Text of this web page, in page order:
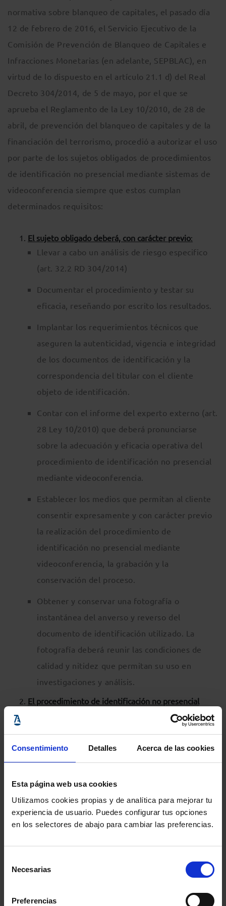
Consentimiento Detalles Acerca de las cookies
Esta página web usa cookies
Utilizamos cookies propias y de analítica para mejorar tu
experiencia de usuario. Puedes configurar tus opciones
en los selectores de abajo para cambiar las preferencias.
Necesarias
Preferencias
normativa sobre blanqueo de capitales, el pasado día
12 de febrero de 2016, el Servicio Ejecutivo de la
Comisión de Prevención de Blanqueo de Capitales e
Infracciones Monetarias (en adelante, SEPBLAC), en
virtud de lo dispuesto en el artículo 21.1 d) del Real
Decreto 304/2014, de 5 de mayo, por el que se
aprueba el Reglamento de la Ley 10/2010, de 28 de
abril, de prevención del blanqueo de capitales y de la
financiación del terrorismo, procedió a autorizar el uso
por parte de los sujetos obligados de procedimientos
de identificación no presencial mediante sistemas de
videoconferencia siempre que estos cumplan
determinados requisitos:
El sujeto obligado deberá, con carácter previo:
Llevar a cabo un análisis de riesgo especifico
(art. 32.2 RD 304/2014)
Documentar el procedimiento y testar su
eficacia, reseñando por escrito los resultados.
Implantar los requerimientos técnicos que
aseguren la autenticidad, vigencia e integridad
de los documentos de identificación y la
correspondencia del titular con el cliente
objeto de identificación.
Contar con el informe del experto externo (art.
28 Ley 10/2010) que deberá pronunciarse
sobre la adecuación y eficacia operativa del
procedimiento de identificación no presencial
mediante videoconferencia.
Establecer los medios que permitan al cliente
consentir expresamente y con carácter previo
la realización del procedimiento de
identificación no presencial mediante
videoconferencia, la grabación y la
conservación del proceso.
Obtener y conservar una fotografía o
instantánea del anverso y reverso del
documento de identificación utilizado. La
fotografía deberá reunir las condiciones de
calidad y nitidez que permitan su uso en
investigaciones y análisis.
El procedimiento de identificación no presencial
Será gestionado por personal con formación
especifica (art. 39 RD 304/2014)
Será grabado con constancia de fecha y hora,
conservándose la grabación (art. 25 Ley
10/2010)
Podrá ser externalizado, manteniendo el
privacidad de la conversación.
En el curso de la videoconferencia, el cliente